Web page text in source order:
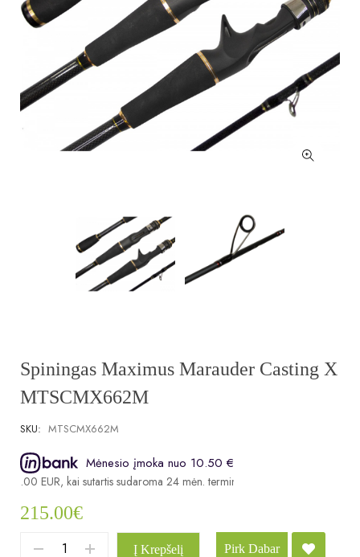
Spiningas Maximus Marauder Casting X
MTSCMX662M
SKU: MTSCMX662M
Mėnesio įmoka nuo 10.50 €
EUR, kai sutartis sudaroma 24 mėn. terminui, metinė palūkanų norma
215.00€
Į Krepšelį Pirk Dabar